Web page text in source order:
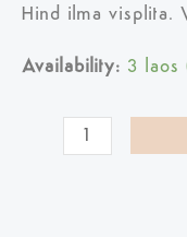
Hind ilma visplita.
Availability: 3 laos